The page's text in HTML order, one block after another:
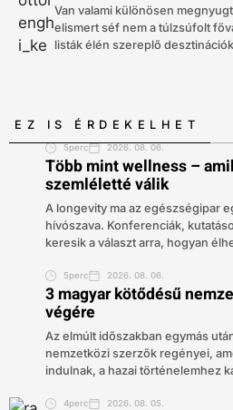
Van valami különösen
elismert séf nem a túlzsúfolt
listák élén szereplő
EZ IS ÉRDEKELHET
5perc 2026. 08. 06.
Több mint wellness –
szemléletté válik
A longevity ma az egészségipar
hívószava. Konferenciák,
keresik a választ arra, hogyan
5perc 2026. 08. 06.
3 magyar kötődésű
végére
Az elmúlt időszakban egymás
nemzetközi szerzők regényei,
indulnak, a hazai történelemhez
4perc 2026. 08. 05.